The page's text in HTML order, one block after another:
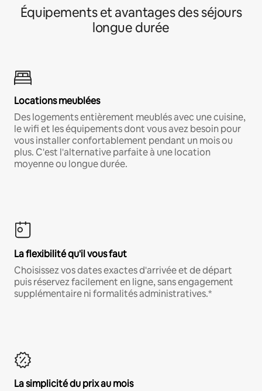
Équipements et avantages des séjours
longue durée
Locations meublées
Des logements entièrement meublés avec une cuisine,
le wifi et les équipements dont vous avez besoin pour
vous installer confortablement pendant un mois ou
plus. C'est l'alternative parfaite à une location
moyenne ou longue durée.
La flexibilité qu'il vous faut
Choisissez vos dates exactes d'arrivée et de départ
puis réservez facilement en ligne, sans engagement
supplémentaire ni formalités administratives.*
La simplicité du prix au mois